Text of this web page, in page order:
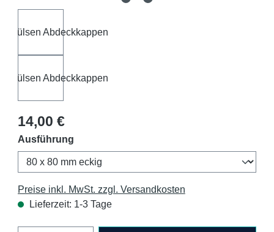
Regulärer Preis:
14,00 €
Ausführungauswählen
Preise inkl. MwSt. zzgl. Versandkosten
Lieferzeit: 1-3 Tage